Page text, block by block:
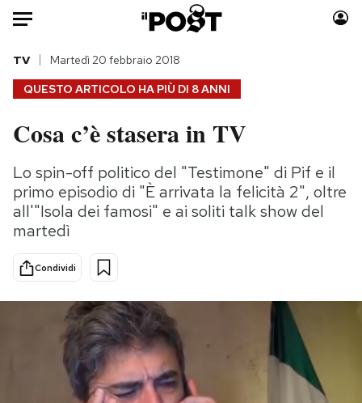
HOME
Italia
Politica
Tecnologia
Internet
Scienza
Cultura
Economia
Sport
Moda
Consumismi
Storie/Idee
Altrecose
Mondiali calcio 2026
PODCAST
QUESTO ARTICOLO HA PIÙ DI 8 ANNI
TV Martedì 20 febbraio 2018
Cosa c’è stasera in TV
Lo spin-off politico del "Testimone" di Pif e il
primo episodio di "È arrivata la felicità 2", oltre
all'"Isola dei famosi" e ai soliti talk show del
martedì
Condividi